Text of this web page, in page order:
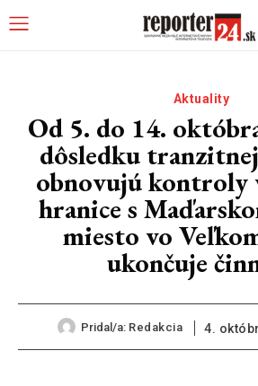
Aktuality
Od 5. do 14.
dôsledku
obnovujú kontroly
hranice s
miesto vo
ukončuje
Pridal/a: Redakcia 4.